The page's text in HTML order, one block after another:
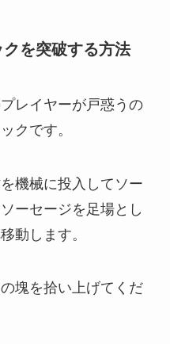
を突破する方法
レイヤーが戸惑うの
クです。
機械に投入してソー
ーセージを足場とし
動します。
塊を拾い上げてくだ